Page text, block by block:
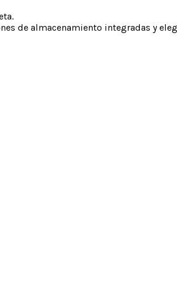
de almacenamiento integradas y